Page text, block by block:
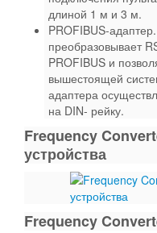
длиной 1 м и 3 м.
PROFIBUS-
преобразовывает
PROFIBUS и
вышестоящей
адаптера
на DIN- рейку.
Frequency
устройства
Frequency